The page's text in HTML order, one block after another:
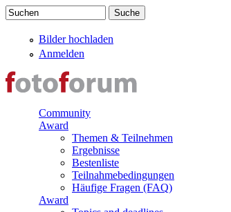
Direkt zum Inhalt
Suchen
Bilder hochladen
Anmelden
Community
Award
Themen & Teilnehmen
Ergebnisse
Bestenliste
Teilnahmebedingungen
Häufige Fragen (FAQ)
Award